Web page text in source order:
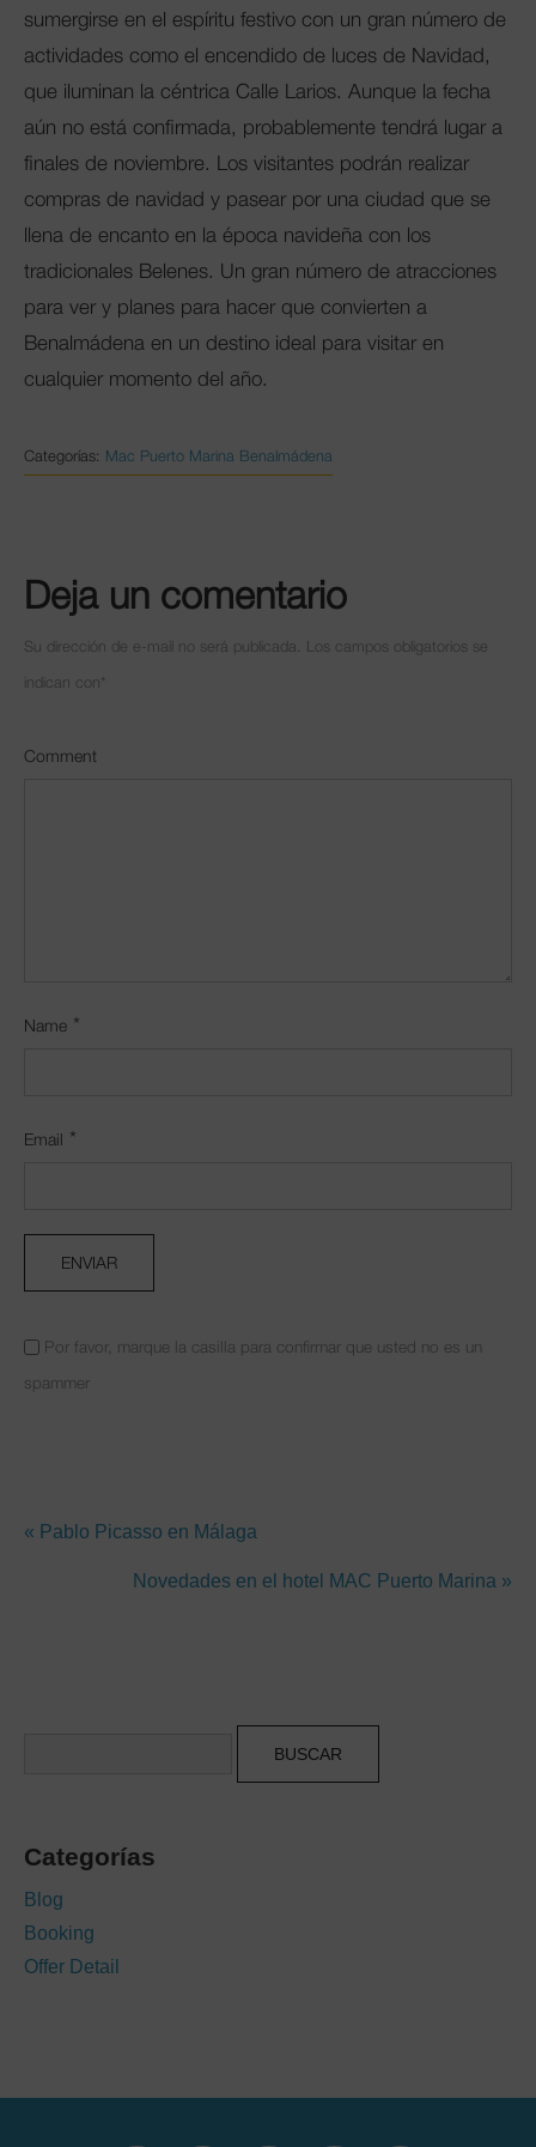
sumergirse en el espíritu festivo con un gran número de
actividades como el encendido de luces de Navidad,
que iluminan la céntrica Calle Larios. Aunque la fecha
aún no está confirmada, probablemente tendrá lugar a
finales de noviembre. Los visitantes podrán realizar
compras de navidad y pasear por una ciudad que se
llena de encanto en la época navideña con los
tradicionales Belenes. Un gran número de atracciones
para ver y planes para hacer que convierten a
Benalmádena en un destino ideal para visitar en
cualquier momento del año.
Categorías: Mac Puerto Marina Benalmádena
Deja un comentario
Su dirección de e-mail no será publicada. Los campos obligatorios se
indican con *
Comment
Name *
Email *
Por favor, marque la casilla para confirmar que usted no es un
spammer
« Pablo Picasso en Málaga
Novedades en el hotel MAC Puerto Marina »
Categorías
Blog
Booking
Offer Detail